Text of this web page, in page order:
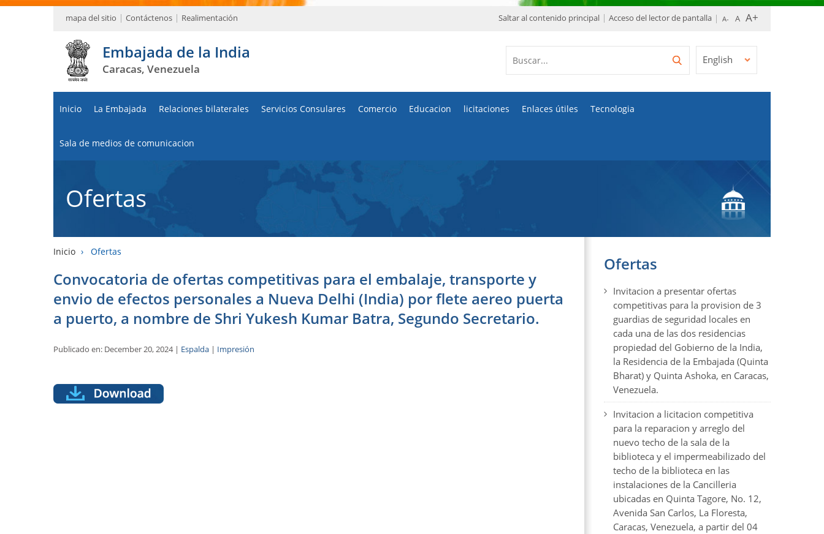
mapa del sitio Contáctenos Realimentación Saltar al contenido principal Acceso del lector de pantalla
Embajada de la India
Caracas, Venezuela
English
Inicio La Embajada Relaciones bilaterales Servicios Consulares Comercio Educacion licitaciones Enlaces útiles Tecnologia
Sala de medios de comunicacion
Ofertas
Inicio › Ofertas
Convocatoria de ofertas competitivas para el embalaje, transporte y
envio de efectos personales a Nueva Delhi (India) por flete aereo puerta
a puerto, a nombre de Shri Yukesh Kumar Batra, Segundo Secretario.
Publicado en: December 20, 2024 | Espalda | Impresión
Ofertas
Invitacion a presentar ofertas
competitivas para la provision de 3
guardias de seguridad locales en
cada una de las dos residencias
propiedad del Gobierno de la India,
la Residencia de la Embajada (Quinta
Bharat) y Quinta Ashoka, en Caracas,
Venezuela.
Invitacion a licitacion competitiva
para la reparacion y arreglo del
nuevo techo de la sala de la
biblioteca y el impermeabilizado del
techo de la biblioteca en las
instalaciones de la Cancilleria
ubicadas en Quinta Tagore, No. 12,
Avenida San Carlos, La Floresta,
Caracas, Venezuela, a partir del 04